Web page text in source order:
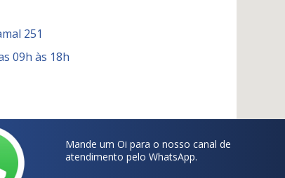
251
09h às 18h
Mande um Oi para o nosso canal de
atendimento pelo WhatsApp.